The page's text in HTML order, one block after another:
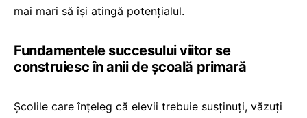
mai mari să își atingă potențialul.
Fundamentele succesului viitor se
construiesc în anii de școală primară
Școlile care înțeleg că elevii trebuie susținuți, văzuți